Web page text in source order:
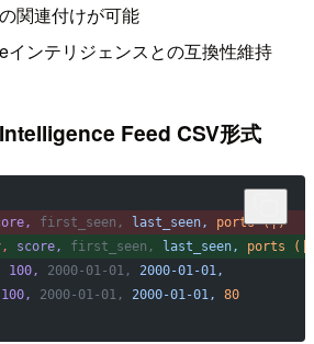
関連付けが可能
インテリジェンスとの互換性維持
Feed CSV形式
first_seen, last_seen,
ports (|)
score, first_seen, last_seen,
ports
100, 2000-01-01,
2000-01-01,
100, 2000-01-01, 2000-01-01, 80